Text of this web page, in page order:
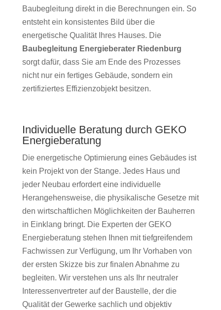
Baubegleitung direkt in die Berechnungen ein. So
entsteht ein konsistentes Bild über die
energetische Qualität Ihres Hauses. Die
Baubegleitung Energieberater Riedenburg
sorgt dafür, dass Sie am Ende des Prozesses
nicht nur ein fertiges Gebäude, sondern ein
zertifiziertes Effizienzobjekt besitzen.
Individuelle Beratung durch GEKO
Energieberatung
Die energetische Optimierung eines Gebäudes ist
kein Projekt von der Stange. Jedes Haus und
jeder Neubau erfordert eine individuelle
Herangehensweise, die physikalische Gesetze mit
den wirtschaftlichen Möglichkeiten der Bauherren
in Einklang bringt. Die Experten der GEKO
Energieberatung stehen Ihnen mit tiefgreifendem
Fachwissen zur Verfügung, um Ihr Vorhaben von
der ersten Skizze bis zur finalen Abnahme zu
begleiten. Wir verstehen uns als Ihr neutraler
Interessenvertreter auf der Baustelle, der die
Qualität der Gewerke sachlich und objektiv